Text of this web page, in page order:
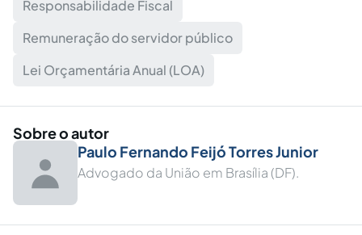
Responsabilidade Fiscal
Remuneração do servidor público
Lei Orçamentária Anual (LOA)
Sobre o autor
Paulo Fernando Feijó Torres Junior
Advogado da União em Brasília (DF).